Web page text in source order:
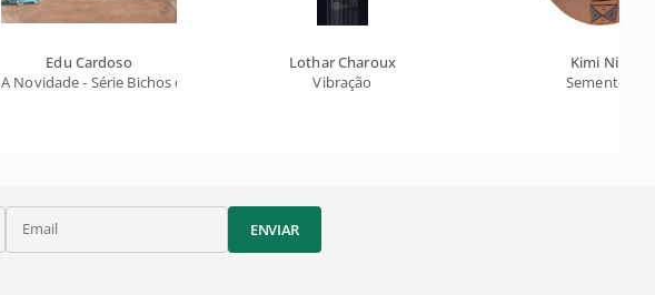
Edu Cardoso
A Novidade - Série Bichos do Quintal
Lothar Charoux
Vibração
Kimi Nii
Semente
Email ENVIAR